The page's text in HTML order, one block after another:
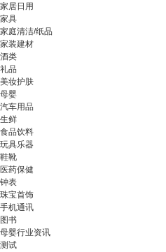
家居日用
家具
家庭清洁/纸品
家装建材
酒类
礼品
美妆护肤
母婴
汽车用品
生鲜
食品饮料
玩具乐器
鞋靴
医药保健
钟表
珠宝首饰
手机通讯
图书
母婴行业资讯
测试